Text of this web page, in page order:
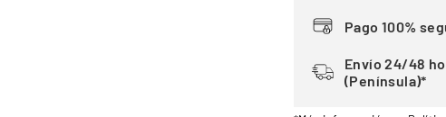
Pago 100%
Envío 24/48
(Península)*